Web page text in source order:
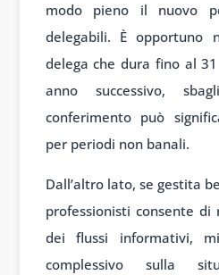
modo pieno il nuovo
delegabili. È opportuno
delega che dura fino al
anno successivo,
conferimento può
per periodi non banali.
Dall’altro lato, se gestita
professionisti consente di
dei flussi informativi,
complessivo sulla